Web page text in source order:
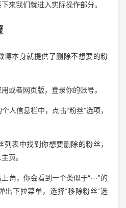
来我们就进入实际操作部分。
博本身就提供了删除不想要的粉
或者网页版，登录你的账号。
人信息栏中，点击“粉丝”选项，
表中找到你想要删除的粉丝，
页。
角，你会看到一个类似于“···”的
出下拉菜单，选择“移除粉丝”选